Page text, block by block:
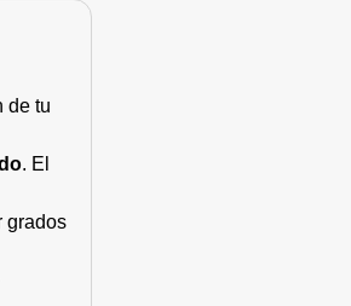
de tu
. El
grados